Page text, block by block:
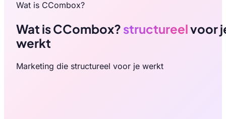
Wat is CCombox?
Wat is CCombox? structureelvoor
werkt
Marketing die structureel voor je werkt